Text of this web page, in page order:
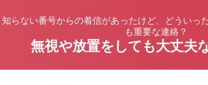
知らない番号からの着信があったけど、どういっ
も重要な連絡？
無視や放置をしても大丈夫